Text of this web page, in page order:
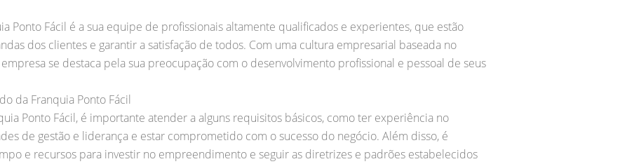
Ponto Fácil é a sua equipe de profissionais altamente qualificados e experientes, que estão
dos clientes e garantir a satisfação de todos. Com uma cultura empresarial baseada no
se destaca pela sua preocupação com o desenvolvimento profissional e pessoal de seus
da Franquia Ponto Fácil
Ponto Fácil, é importante atender a alguns requisitos básicos, como ter experiência no
de gestão e liderança e estar comprometido com o sucesso do negócio. Além disso, é
e recursos para investir no empreendimento e seguir as diretrizes e padrões estabelecidos